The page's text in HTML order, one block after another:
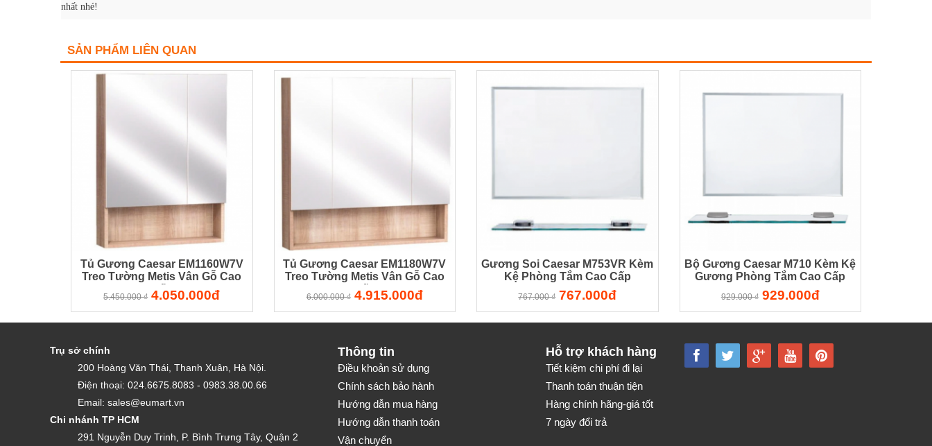
nhất nhé!
SẢN PHẨM LIÊN QUAN
Tủ Gương Caesar EM1160W7V
Treo Tường Metis Vân Gỗ Cao
Cấp
5.450.000 ₫ 4.050.000đ
Tủ Gương Caesar EM1180W7V
Treo Tường Metis Vân Gỗ Cao
Cấp
6.000.000 ₫ 4.915.000đ
Gương Soi Caesar M753VR Kèm
Kệ Phòng Tắm Cao Cấp
767.000 ₫ 767.000đ
Bộ Gương Caesar M710 Kèm Kệ
Gương Phòng Tắm Cao Cấp
929.000 ₫ 929.000đ
Trụ sở chính
200 Hoàng Văn Thái, Thanh Xuân, Hà Nội.
Điện thoại: 024.6675.8083 - 0983.38.00.66
Email: sales@eumart.vn
Chi nhánh TP HCM
291 Nguyễn Duy Trinh, P. Bình Trưng Tây, Quận 2
Thông tin
Điều khoản sử dụng
Chính sách bảo hành
Hướng dẫn mua hàng
Hướng dẫn thanh toán
Vận chuyển
Hỗ trợ khách hàng
Tiết kiệm chi phí đi lại
Thanh toán thuận tiện
Hàng chính hãng-giá tốt
7 ngày đổi trả